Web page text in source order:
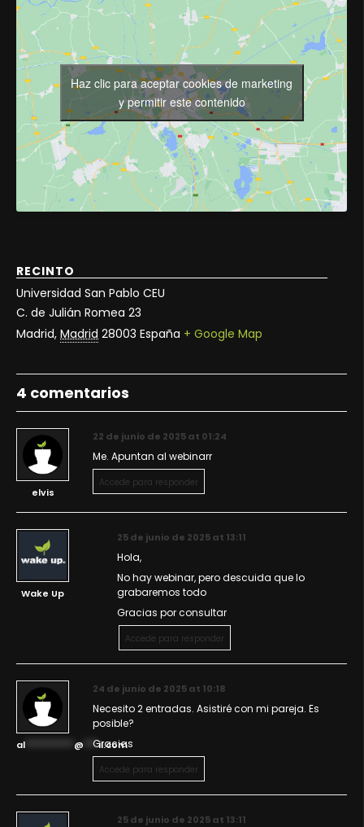
RECINTO
Universidad San Pablo CEU
C. de Julián Romea 23
Madrid, Madrid 28003 España + Google Map
Haz clic para aceptar cookies de marketing
y permitir este contenido
4 comentarios
elvis
22 de junio de 2025 at 01:24
Me. Apuntan al webinarr
Accede para responder
Wake Up
25 de junio de 2025 at 13:11
Hola,
No hay webinar, pero descuida que lo
grabaremos todo
Gracias por consultar
Accede para responder
al @ ***il.com
24 de junio de 2025 at 10:18
Necesito 2 entradas. Asistiré con mi pareja. Es
posible?
Gracias
Accede para responder
25 de junio de 2025 at 13:11